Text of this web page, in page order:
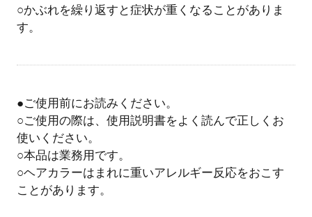
○かぶれを繰り返すと症状が重くなることがありま
す。
●ご使用前にお読みください。
○ご使用の際は、使用説明書をよく読んで正しくお
使いください。
○本品は業務用です。
○ヘアカラーはまれに重いアレルギー反応をおこす
ことがあります。